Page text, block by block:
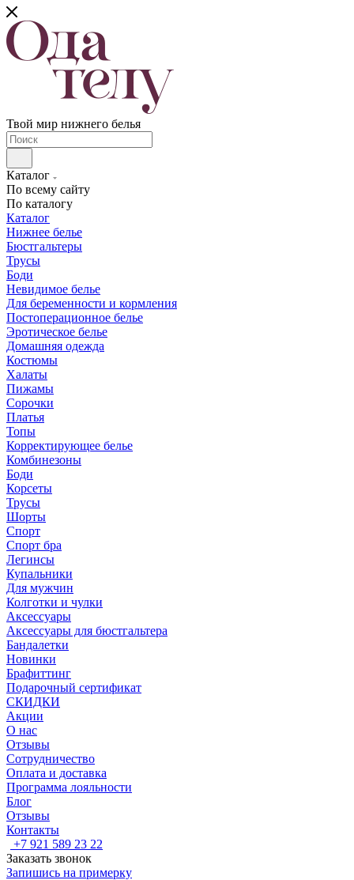
Твой мир нижнего белья
Каталог
По всему сайту
По каталогу
Каталог
Нижнее белье
Бюстгальтеры
Трусы
Боди
Невидимое белье
Для беременности и кормления
Постоперационное белье
Эротическое белье
Домашняя одежда
Костюмы
Халаты
Пижамы
Сорочки
Платья
Топы
Корректирующее белье
Комбинезоны
Боди
Корсеты
Трусы
Шорты
Спорт
Спорт бра
Легинсы
Купальники
Для мужчин
Колготки и чулки
Аксессуары
Аксессуары для бюстгальтера
Бандалетки
Новинки
Брафиттинг
Подарочный сертификат
СКИДКИ
Акции
О нас
Отзывы
Сотрудничество
Оплата и доставка
Программа лояльности
Блог
Отзывы
Контакты
+7 921 589 23 22
Заказать звонок
Запишись на примерку